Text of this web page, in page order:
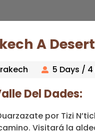
A
5 Days /
Del Dades:
por Tizi
Visitará la